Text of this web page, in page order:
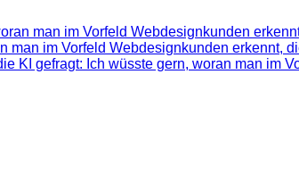
man im Vorfeld Webdesignkunden
man im Vorfeld Webdesignkunden erkennt,
KI gefragt: Ich wüsste gern, woran man im